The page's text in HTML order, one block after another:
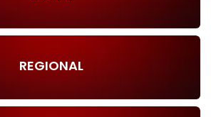
REGIONAL